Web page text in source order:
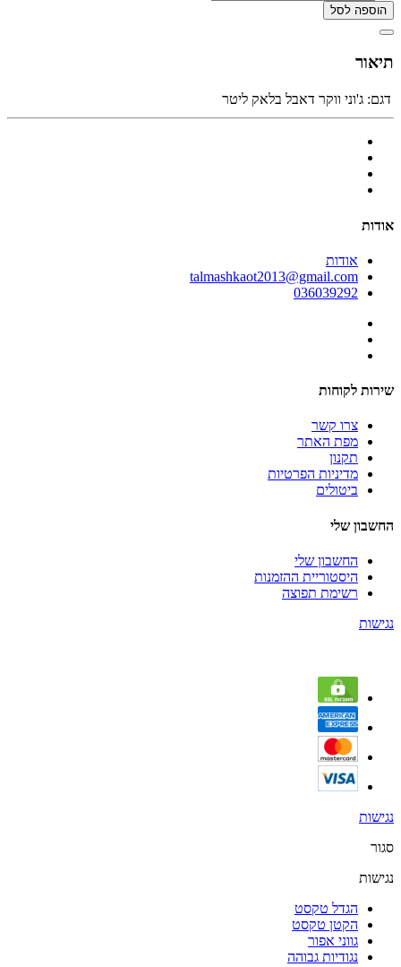
הוספה לסל
תיאור
דגם: ג'וני ווקר דאבל בלאק ליטר
אודות
אודות
talmashkaot2013@gmail.com
036039292
שירות לקוחות
צרו קשר
מפת האתר
תקנון
מדיניות הפרטיות
ביטולים
החשבון שלי
החשבון שלי
היסטוריית ההזמנות
רשימת תפוצה
נגישות
נגישות
סגור
נגישות
הגדל טקסט
הקטן טקסט
גווני אפור
נגודיות גבוהה